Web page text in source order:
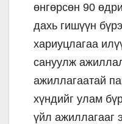
өнгөрсөн 90
дахь гишүүн
хариуцлагаа
сануулж
ажиллагаатай
хүндийг улам
үйл ажиллагааг